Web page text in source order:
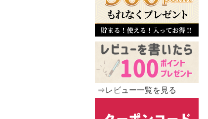
⇒レビュー一覧を見る